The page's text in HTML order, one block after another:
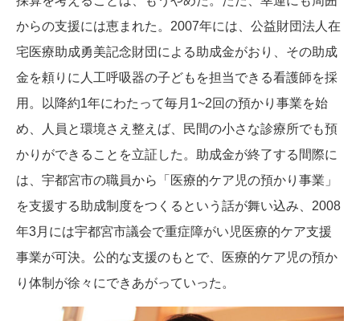
からの支援には恵まれた。2007年には、公益財団法人在
宅医療助成勇美記念財団による助成金がおり、その助成
金を頼りに人工呼吸器の子どもを担当できる看護師を採
用。以降約1年にわたって毎月1~2回の預かり事業を始
め、人員と環境さえ整えば、民間の小さな診療所でも預
かりができることを立証した。助成金が終了する間際に
は、宇都宮市の職員から「医療的ケア児の預かり事業」
を支援する助成制度をつくるという話が舞い込み、2008
年3月には宇都宮市議会で重症障がい児医療的ケア支援
事業が可決。公的な支援のもとで、医療的ケア児の預か
り体制が徐々にできあがっていった。